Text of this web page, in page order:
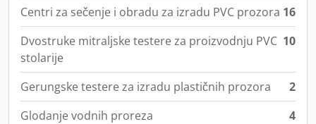
Centri za sečenje i obradu za izradu PVC prozora 16
Dvostruke mitraljske testere za proizvodnju PVC
stolarije
10
Gerungske testere za izradu plastičnih prozora
2
Glodanje vodnih proreza
4